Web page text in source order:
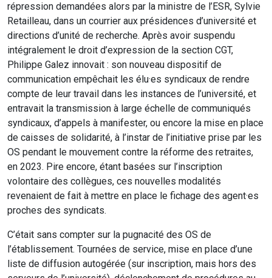
répression demandées alors par la ministre de l’ESR, Sylvie
Retailleau, dans un courrier aux présidences d’université et
directions d’unité de recherche. Après avoir suspendu
intégralement le droit d’expression de la section CGT,
Philippe Galez innovait : son nouveau dispositif de
communication empêchait les élu·es syndicaux de rendre
compte de leur travail dans les instances de l’université, et
entravait la transmission à large échelle de communiqués
syndicaux, d’appels à manifester, ou encore la mise en place
de caisses de solidarité, à l’instar de l’initiative prise par les
OS pendant le mouvement contre la réforme des retraites,
en 2023. Pire encore, étant basées sur l’inscription
volontaire des collègues, ces nouvelles modalités
revenaient de fait à mettre en place le fichage des agent·es
proches des syndicats.
C’était sans compter sur la pugnacité des OS de
l’établissement. Tournées de service, mise en place d’une
liste de diffusion autogérée (sur inscription, mais hors des